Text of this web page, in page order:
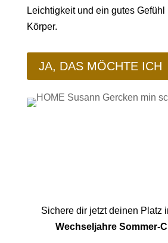
Leichtigkeit und ein gutes Gefühl
Körper.
JA, DAS MÖCHTE ICH
Sichere dir jetzt deinen Platz
Wechseljahre Sommer-